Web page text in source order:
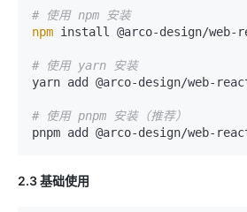
# 使用 npm 安装
npm install @arco-design/web-
# 使用 yarn 安装
yarn add @arco-design/web-
# 使用 pnpm 安装（推荐）
2.3 基础使用